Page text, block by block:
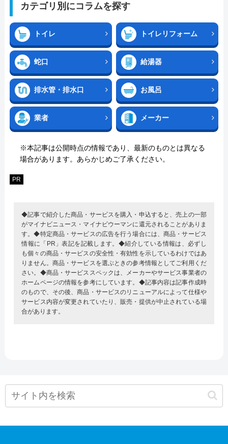
カテゴリ別にコラムを探す
トイレ トイレリフォーム
蛇口 給湯器
排水管・排水口 お風呂
業者 メーカー
※本記事は公開時点の情報であり、最新のものとは異なる
場合があります。あらかじめご了承ください。
PR
◆記事で紹介した商品・サービスを購入・申込すると、売上の一部
がマイナビニュース・マイナビウーマンに還元されることがありま
す。◆特定商品・サービスの広告を行う場合には、商品・サービス
情報に「PR」表記を記載します。◆紹介している情報は、必ずし
も個々の商品・サービスの安全性・有効性を示しているわけではあ
りません。商品・サービスを選ぶときの参考情報としてご利用くだ
さい。◆商品・サービススペックは、メーカーやサービス事業者の
ホームページの情報を参考にしています。◆記事内容は記事作成時
のもので、その後、商品・サービスのリニューアルによって仕様や
サービス内容が変更されていたり、販売・提供が中止されている場
合があります。